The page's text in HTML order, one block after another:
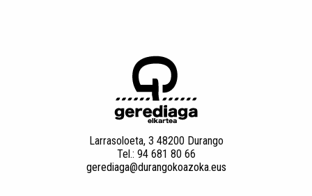
Larrasoloeta, 3 48200 Durango
Tel.: 94 681 80 66
gerediaga@durangokoazoka.eus